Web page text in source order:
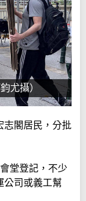
尤攝）
志閣居民，分批
堂登記，不少
公司或義工幫